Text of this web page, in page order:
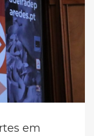
em